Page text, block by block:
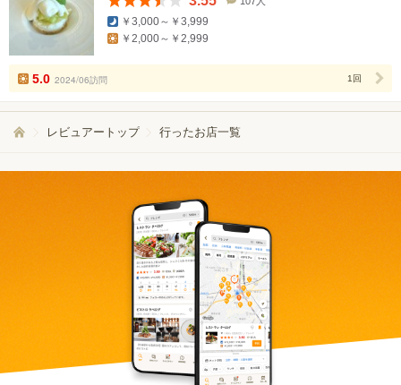
数
￥3,000～￥3,999
￥2,000～￥2,999
5.0 2024/06訪問 1回
レビュアートップ 行ったお店一覧